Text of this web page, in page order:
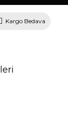
Kargo Bedava